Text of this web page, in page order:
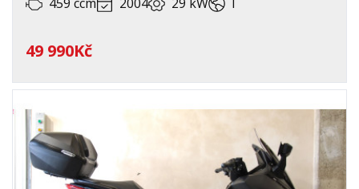
SERVISNÍ KNIHA
TECHNICKÝ PRŮKAZ
ZEMĚ PŮVODU
49 990Kč